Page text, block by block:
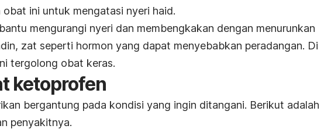
obat ini untuk mengatasi nyeri haid.
mengurangi nyeri dan membengkakan dengan menurunkan
zat seperti hormon yang dapat menyebabkan peradangan. Di
tergolong obat keras.
ketoprofen
bergantung pada kondisi yang ingin ditangani. Berikut adalah
penyakitnya.